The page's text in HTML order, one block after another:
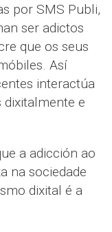
por SMS Publi,
ser adictos
que os seus
Así
interactúa
e
a adicción ao
na sociedade
dixital é a